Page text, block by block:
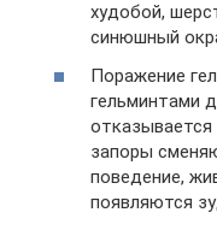
худобой,
синюшный
Поражение
гельминтами
запоры
поведение,
появляются